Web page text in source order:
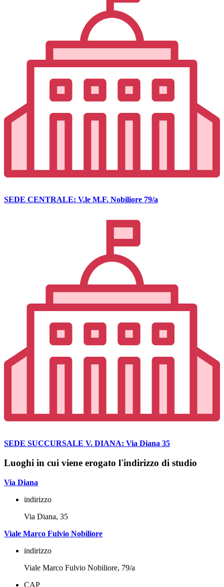
SEDE CENTRALE: V.le M.F. Nobiliore 79/a
SEDE SUCCURSALE V. DIANA: Via Diana 35
Luoghi in cui viene erogato l'indirizzo di studio
Via Diana
indirizzo
Via Diana, 35
Viale Marco Fulvio Nobiliore
indirizzo
Viale Marco Fulvio Nobiliore, 79/a
CAP